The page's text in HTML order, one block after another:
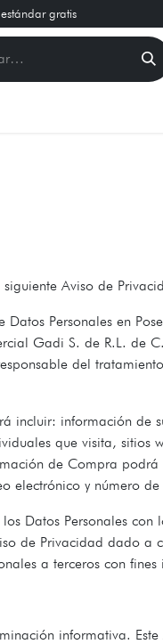
gratis
Aviso de
Personales en
Gadi S. de R.L.
del
información de
que visita, sitios
de Compra
y número de
Datos Personales
de Privacidad dado a
a terceros con fines
informativa.